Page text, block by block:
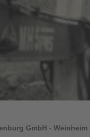
GmbH - Weinheim